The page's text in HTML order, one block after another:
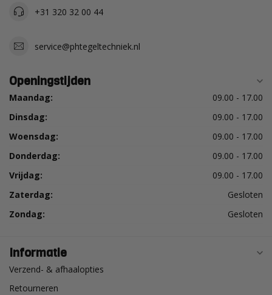
+31 320 32 00 44
service@phtegeltechniek.nl
Openingstijden
Maandag:
09.00 - 17.00
Dinsdag:
09.00 - 17.00
Woensdag:
09.00 - 17.00
Donderdag:
09.00 - 17.00
Vrijdag:
09.00 - 17.00
Zaterdag:
Gesloten
Zondag:
Gesloten
Informatie
Verzend- & afhaalopties
Retourneren